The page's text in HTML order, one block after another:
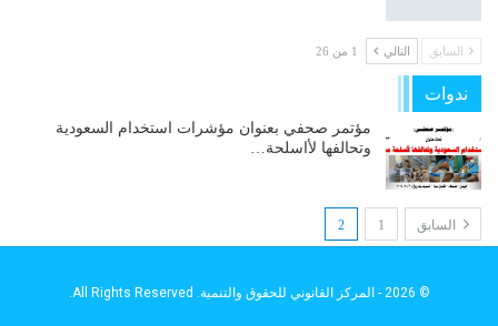
السابق التالي 1 من 26
ندوات
مؤتمر صحفي بعنوان مؤشرات استخدام السعودية
وتحالفها لأاسلحة…
السابق 1
2
© 2026 - المركز القانوني للحقوق والتنمية. All Rights Reserved.